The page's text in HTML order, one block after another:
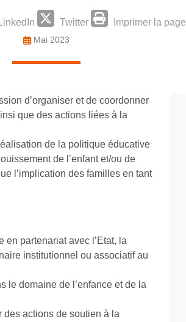
LinkedIn Twitter Imprimer la page
Mai 2023
d’organiser et de coordonner
que des actions liées à la
de la politique éducative
de l’enfant et/ou de
l’implication des familles en tant
partenariat avec l’Etat, la
institutionnel ou associatif au
le domaine de l’enfance et de la
actions de soutien à la